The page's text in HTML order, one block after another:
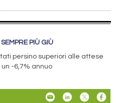
PIÙ GIÙ
persino superiori alle attese
-6,7% annuo